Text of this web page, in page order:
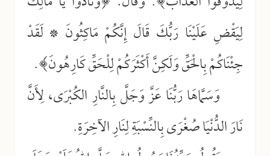
لِيَقْضِ عَلَيْنَا رَبُّكَ قَالَ إِنَّكُمْ مَاكِثُونَ * لَقَدْ
جِئْنَاكُمْ بِالْحَقِّ وَلَكِنَّ أَكْثَرَكُمْ لِلْحَقِّ كَارِهُونَ﴾.
وَسَمَّاهَا رَبُّنَا عَزَّ وَجَلَّ بِالنَّارِ الكُبْرَى، لِأَنَّ
نَارَ الدُّنْيَا صُغْرَى بِالنِّسْبَةِ لِنَارِ الآخِرَةِ.